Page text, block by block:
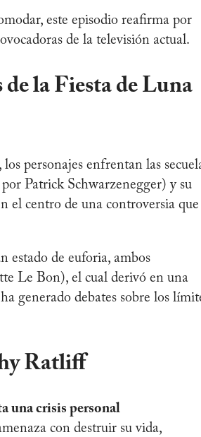
este episodio reafirma por
de la televisión actual.
la Fiesta de Luna
, los personajes enfrentan las
Patrick Schwarzenegger) y su
el centro de una controversia que
estado de euforia, ambos
Le Bon), el cual derivó en una
generado debates sobre los
Ratliff​
una crisis personal
con destruir su vida,